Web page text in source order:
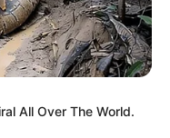
All Over The World.